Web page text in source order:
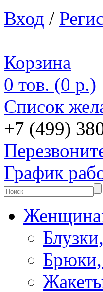
Вход /
Корзина
0 тов. (0 р.)
Список
+7 (499)
График
Брюки,